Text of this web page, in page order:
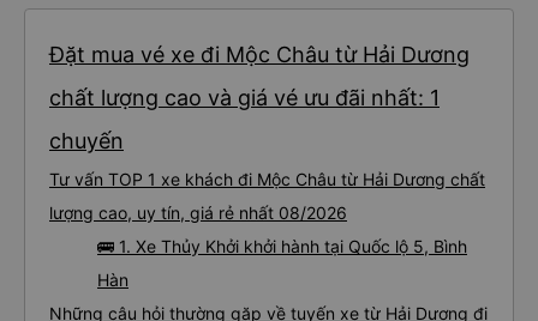
Đặt mua vé xe đi Mộc Châu từ Hải Dương
chất lượng cao và giá vé ưu đãi nhất: 1
chuyến
Tư vấn TOP 1 xe khách đi Mộc Châu từ Hải Dương chất
lượng cao, uy tín, giá rẻ nhất 08/2026
🚌 1. Xe Thủy Khởi khởi hành tại Quốc lộ 5, Bình
Hàn
Những câu hỏi thường gặp về tuyến xe từ Hải Dương đi